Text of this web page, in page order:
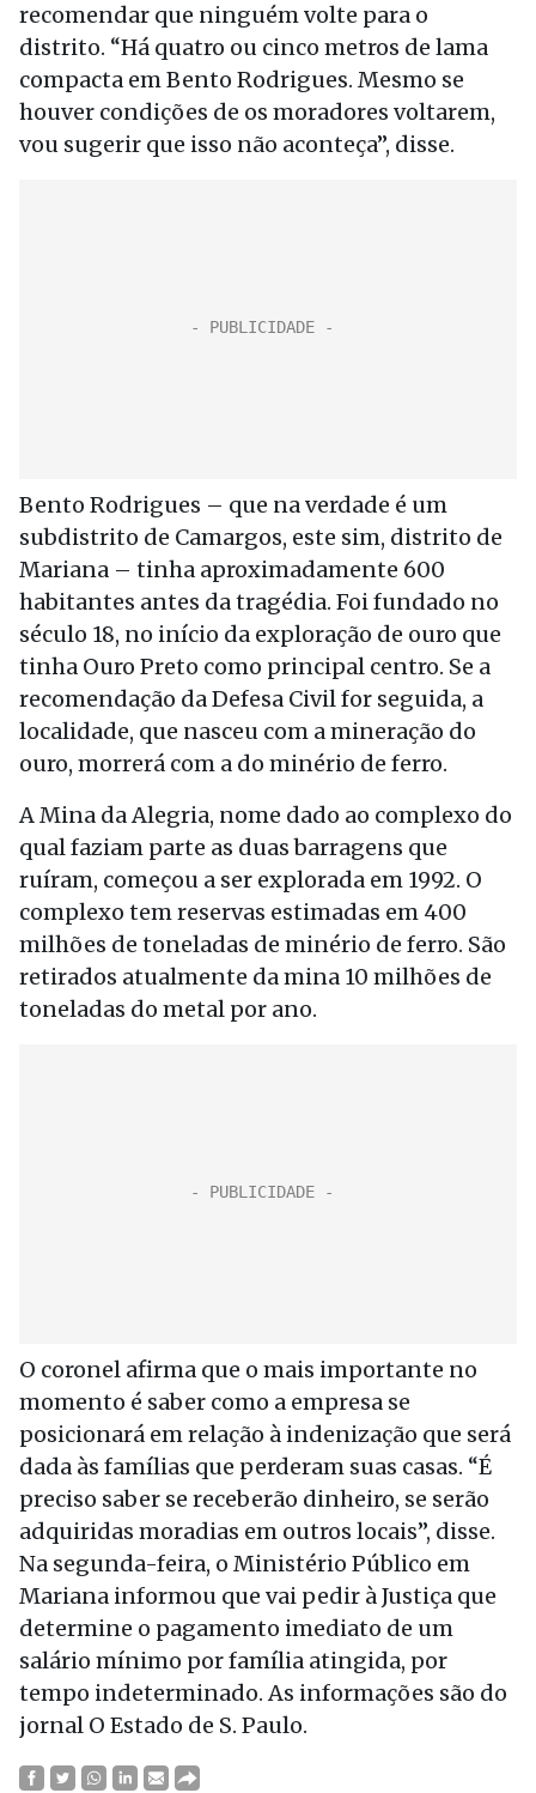
recomendar que ninguém volte para o
distrito. “Há quatro ou cinco metros de lama
compacta em Bento Rodrigues. Mesmo se
houver condições de os moradores voltarem,
vou sugerir que isso não aconteça”, disse.
Bento Rodrigues – que na verdade é um
subdistrito de Camargos, este sim, distrito de
Mariana – tinha aproximadamente 600
habitantes antes da tragédia. Foi fundado no
século 18, no início da exploração de ouro que
tinha Ouro Preto como principal centro. Se a
recomendação da Defesa Civil for seguida, a
localidade, que nasceu com a mineração do
ouro, morrerá com a do minério de ferro.
A Mina da Alegria, nome dado ao complexo do
qual faziam parte as duas barragens que
ruíram, começou a ser explorada em 1992. O
complexo tem reservas estimadas em 400
milhões de toneladas de minério de ferro. São
retirados atualmente da mina 10 milhões de
toneladas do metal por ano.
O coronel afirma que o mais importante no
momento é saber como a empresa se
posicionará em relação à indenização que será
dada às famílias que perderam suas casas. “É
preciso saber se receberão dinheiro, se serão
adquiridas moradias em outros locais”, disse.
Na segunda-feira, o Ministério Público em
Mariana informou que vai pedir à Justiça que
determine o pagamento imediato de um
salário mínimo por família atingida, por
tempo indeterminado. As informações são do
jornal O Estado de S. Paulo.